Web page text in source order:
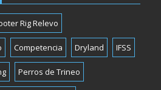
Rig Relevo
Competencia Dryland IFSS
Perros de Trineo